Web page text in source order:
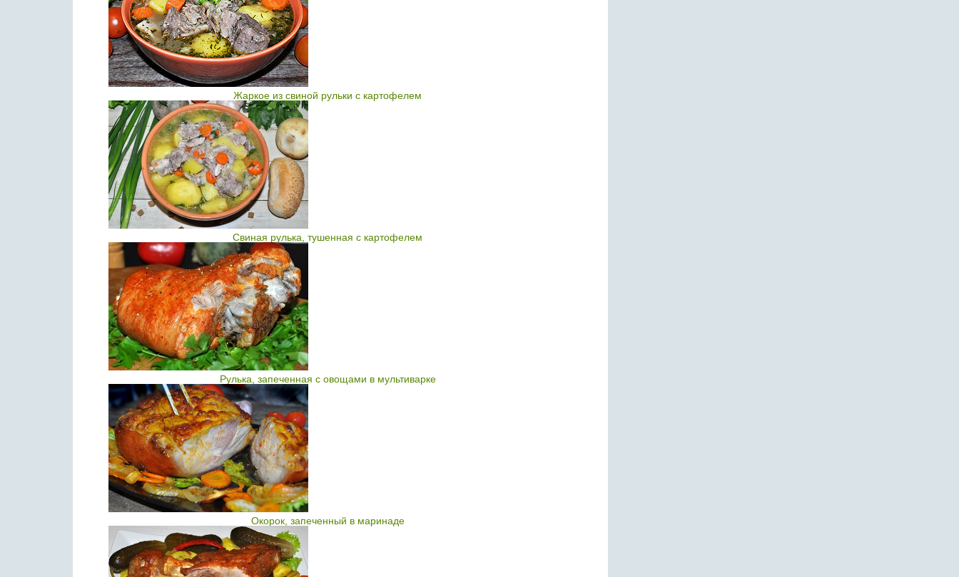
Жаркое из свиной рульки с картофелем
Свиная рулька, тушенная с картофелем
Рулька, запеченная с овощами в мультиварке
Окорок, запеченный в маринаде